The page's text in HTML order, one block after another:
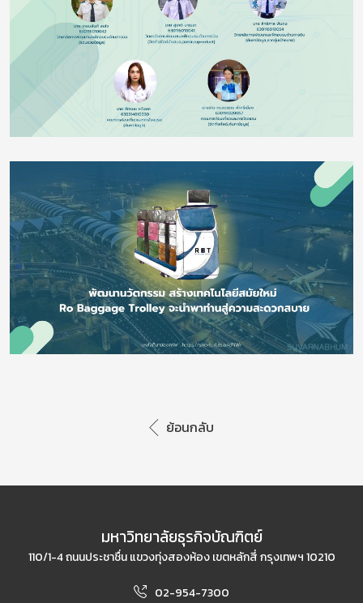
ย้อนกลับ
มหาวิทยาลัยธุรกิจบัณฑิตย์
110/1-4 ถนนประชาชื่น แขวงทุ่งสองห้อง เขตหลักสี่ กรุงเทพฯ 10210
02-954-7300